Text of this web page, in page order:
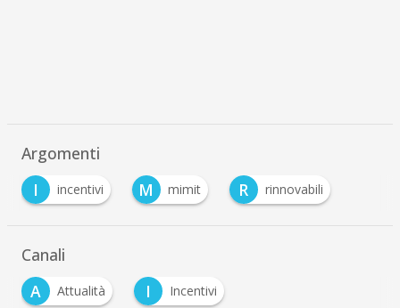
Argomenti
I
incentivi M mimit R rinnovabili
Canali
A
Attualità I Incentivi